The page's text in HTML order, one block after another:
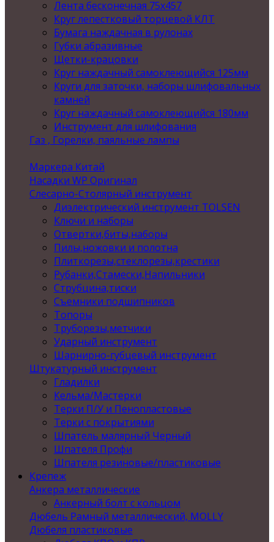
Лента бесконечная 75х457
Круг лепестковый торцевой КЛТ
Бумага наждачная в рулонах
Губки абразивные
Щетки-крацовки
Круг наждачный самоклеющийся 125мм
Круги для заточки, наборы шлифовальных
камней
Круг наждачный самоклеющийся 180мм
Инструмент для шлифования
Газ , Горелки, паяльные лампы
Маркера Китай
Насадки WP Оригинал
Слесарно-Столярный инструмент
Диэлектрический инструмент TOLSEN
Ключи и наборы
Отвертки,биты,наборы
Пилы,ножовки и полотна
Плиткорезы,стеклорезы,крестики
Рубанки,Стамески,Напильники
Струбцина,тиски
Съемники подшипников
Топоры
Труборезы,метчики
Ударный инструмент
Шарнирно-губцевый инструмент
Штукатурный инструмент
Гладилки
Кельма/Мастерки
Терки П/У и Пенопластовые
Терки с покрытиями
Шпатель малярный Черный
Шпателя Профи
Шпателя резиновые/пластиковые
Крепеж
Анкера металлические
Анкерный болт с кольцом
Дюбель Рамный металлический, MOLLY
Дюбеля пластиковые